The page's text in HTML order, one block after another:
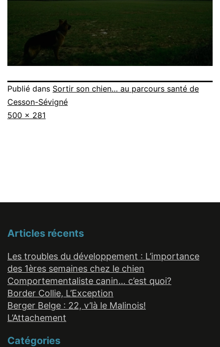
Publié dans Sortir son chien… au parcours santé de
Cesson-Sévigné
Taille
500 × 281
Articles récents
Les troubles du développement : L’importance
des 1ères semaines chez le chien
Comportementaliste canin… c’est quoi?
Border Collie, L’Exception
Berger Belge : 22, v’là le Malinois!
L’Attachement
Catégories